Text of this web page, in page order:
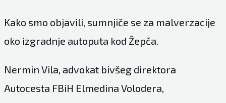
Kako smo objavili, sumnjiče se za malverzacije
oko izgradnje autoputa kod Žepča.
Nermin Vila, advokat bivšeg direktora
Autocesta FBiH Elmedina Volodera,